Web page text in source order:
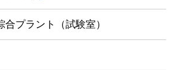
プラント（試験室）